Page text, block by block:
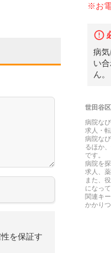
を保証す
※お
病
い
ん。
世田谷区
病院なび
求人・
病院な
るほか
です。
病院を
求人、
また、
になっ
関連キ
かかり